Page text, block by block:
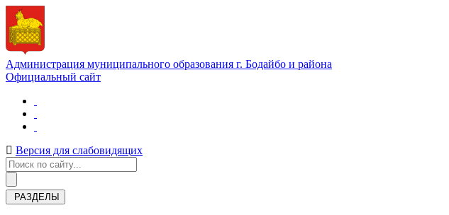
Администрация муниципального образования г. Бодайбо и района
Официальный сайт
Версия для слабовидящих
РАЗДЕЛЫ